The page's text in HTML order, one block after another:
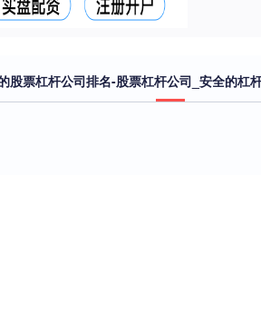
股票杠杆公司排名-股票杠杆公司_安全的杠